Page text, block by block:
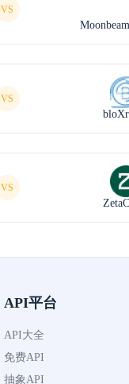
VS
VS
VS
API平台
API大全
免费API
抽象API